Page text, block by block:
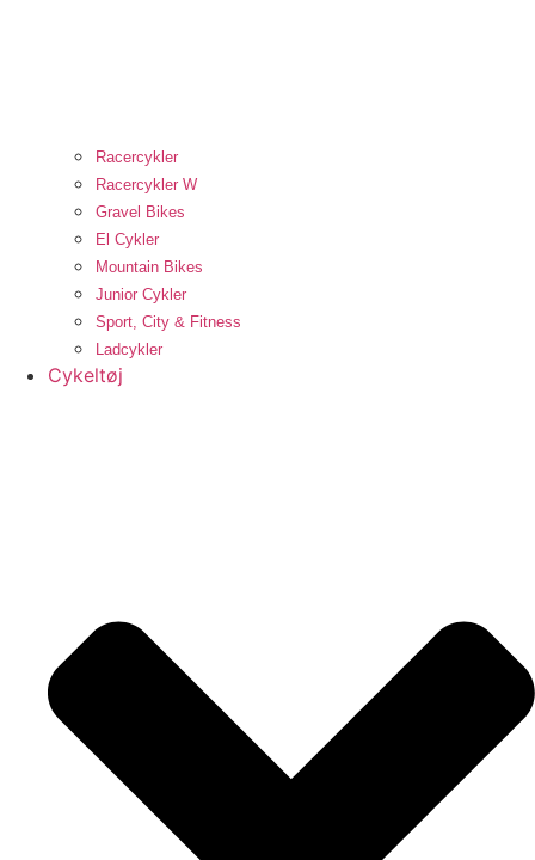
Racercykler
Racercykler W
Gravel Bikes
El Cykler
Mountain Bikes
Junior Cykler
Sport, City & Fitness
Ladcykler
Cykeltøj